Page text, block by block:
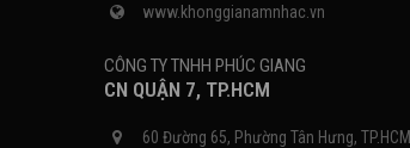
Công Nghệ Âm Thanh Đột Phá
www.khonggianamnhac.vn
CÔNG TY TNHH PHÚC GIANG
CN QUẬN 7, TP.HCM
60 Đường 65, Phường Tân Hưng, TP.HCM